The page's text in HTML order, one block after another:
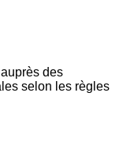
des
selon les règles